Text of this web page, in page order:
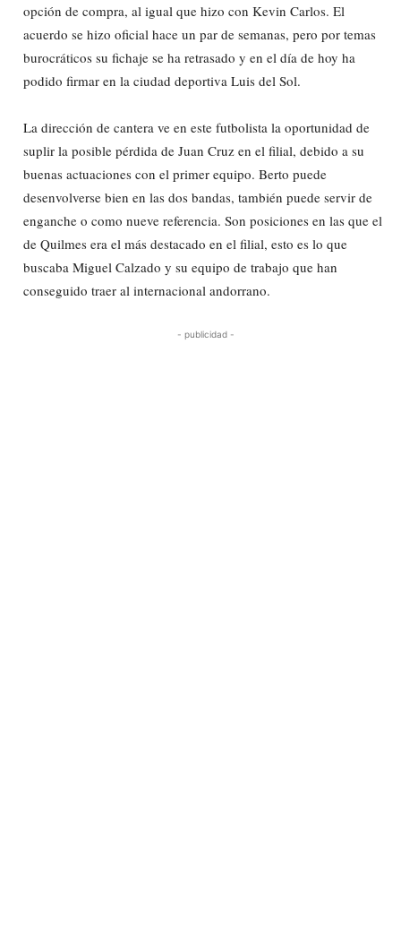
opción de compra, al igual que hizo con Kevin Carlos. El
acuerdo se hizo oficial hace un par de semanas, pero por temas
burocráticos su fichaje se ha retrasado y en el día de hoy ha
podido firmar en la ciudad deportiva Luis del Sol.
La dirección de cantera ve en este futbolista la oportunidad de
suplir la posible pérdida de Juan Cruz en el filial, debido a su
buenas actuaciones con el primer equipo. Berto puede
desenvolverse bien en las dos bandas, también puede servir de
enganche o como nueve referencia. Son posiciones en las que el
de Quilmes era el más destacado en el filial, esto es lo que
buscaba Miguel Calzado y su equipo de trabajo que han
conseguido traer al internacional andorrano.
- publicidad -